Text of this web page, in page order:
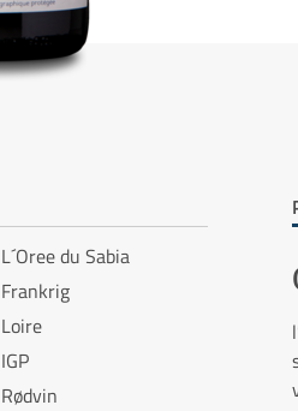
L´Oree du Sabia
Frankrig
Loire
IGP
Rødvin